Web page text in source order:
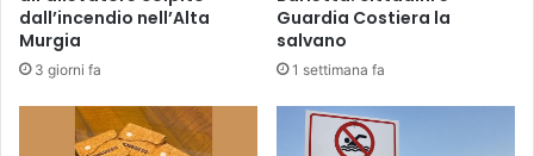
r
e
i
r
e
t
dall’incendio nell’Alta
Murgia
3 giorni fa
Guardia Costiera la
salvano
1 settimana fa